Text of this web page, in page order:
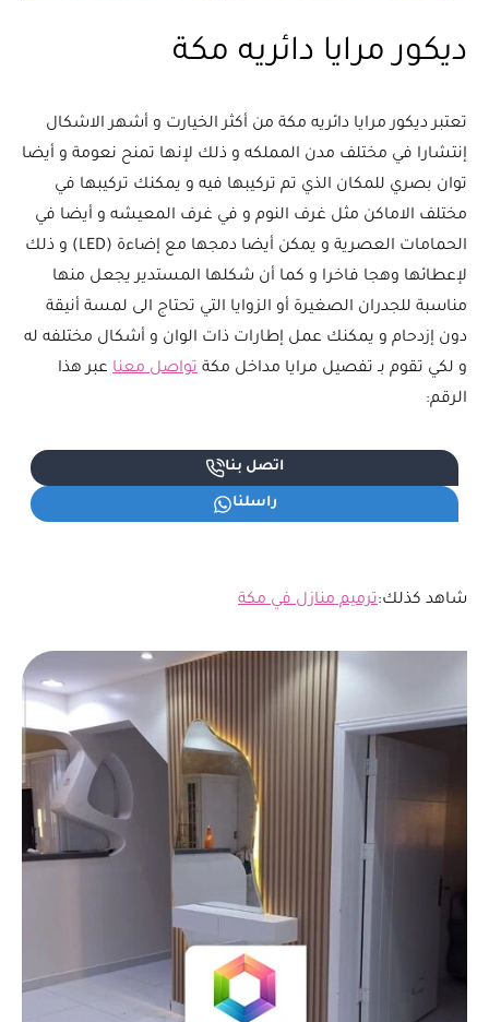
ديكور مرايا دائريه مكة
تعتبر ديكور مرايا دائريه مكة من أكثر الخيارت و أشهر الاشكال
إنتشارا في مختلف مدن المملكه و ذلك لإنها تمنح نعومة و أيضا
توان بصري للمكان الذي تم تركيبها فيه و يمكنك تركيبها في
مختلف الاماكن مثل غرف النوم و في غرف المعيشه و أيضا في
الحمامات العصرية و يمكن أيضا دمجها مع إضاءة (LED) و ذلك
لإعطائها وهجا فاخرا و كما أن شكلها المستدير يجعل منها
مناسبة للجدران الصغيرة أو الزوايا التي تحتاج الى لمسة أنيقة
دون إزدحام و يمكنك عمل إطارات ذات الوان و أشكال مختلفه له
و لكي تقوم بـ تفصيل مرايا مداخل مكة تواصل معنا عبر هذا
الرقم:
اتصل بنا
راسلنا
شاهد كذلك:ترميم منازل في مكة